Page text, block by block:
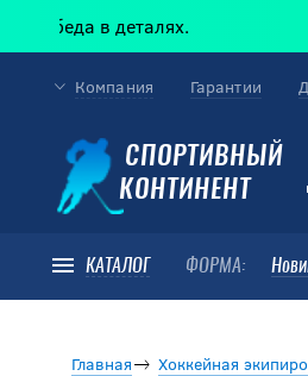
в деталях.
СПОРТИВНЫЙ
КОНТИНЕНТ
КАТАЛОГ ФОРМА:
Компания Гарантии
Главная Хоккейная